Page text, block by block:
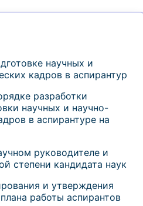
научных и
кадров в аспирантур
разработки
научных и научно-
в аспирантуре на
руководителе и
степени кандидата наук
и утверждения
работы аспирантов